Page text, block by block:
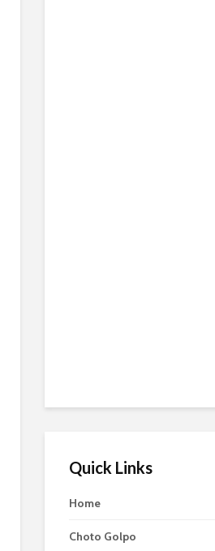
Quick Links
Home
Choto Golpo